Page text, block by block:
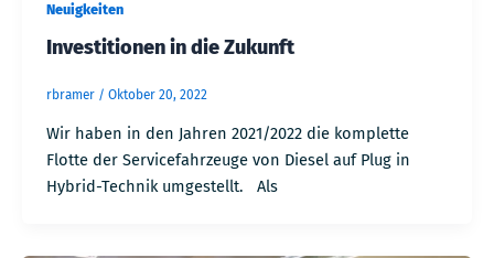
Neuigkeiten
Investitionen in die Zukunft
rbramer / Oktober 20, 2022
Wir haben in den Jahren 2021/2022 die komplette
Flotte der Servicefahrzeuge von Diesel auf Plug in
Hybrid-Technik umgestellt. Als